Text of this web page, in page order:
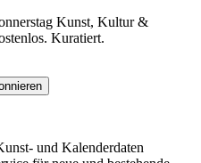
Kunst, Kultur &
Kuratiert.
und Kalenderdaten